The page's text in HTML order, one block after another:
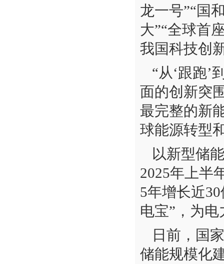
龙一号”“国
大”“全球首
我国科技创
“从‘跟跑’
面的创新突
最完整的新
球能源转型
以新型储
2025年上半
5年增长近
电宝”，为
日前，国
储能规模化